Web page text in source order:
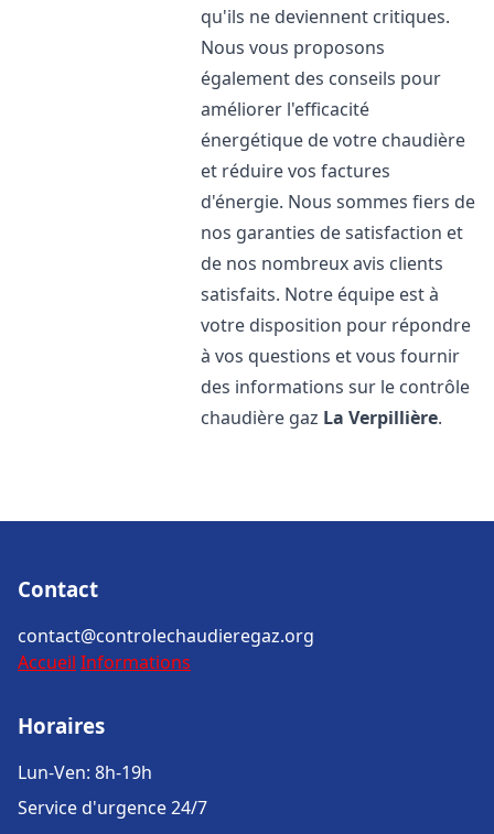
qu'ils ne deviennent critiques.
Nous vous proposons
également des conseils pour
améliorer l'efficacité
énergétique de votre chaudière
et réduire vos factures
d'énergie. Nous sommes fiers de
nos garanties de satisfaction et
de nos nombreux avis clients
satisfaits. Notre équipe est à
votre disposition pour répondre
à vos questions et vous fournir
des informations sur le contrôle
chaudière gaz La Verpillière.
Contact
contact@controlechaudieregaz.org
Accueil Informations
Horaires
Lun-Ven: 8h-19h
Service d'urgence 24/7